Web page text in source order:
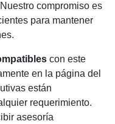
compromiso es
para mantener
con este
en la página del
están
requerimiento.
asesoría